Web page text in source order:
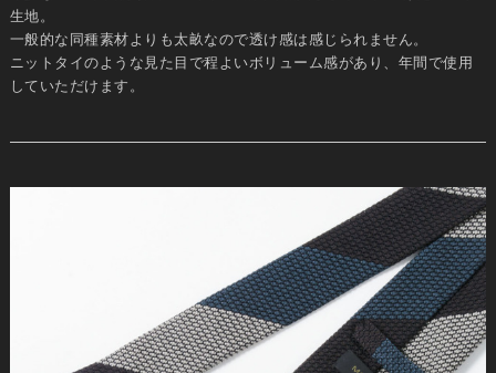
生地。
一般的な同種素材よりも太畝なので透け感は感じられません。
ニットタイのような見た目で程よいボリューム感があり、年間で使用
していただけます。